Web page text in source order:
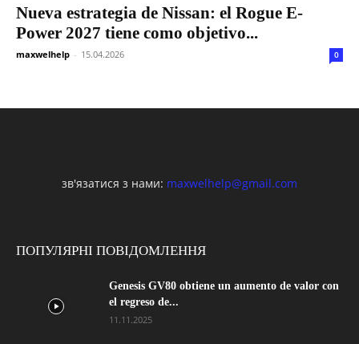
Nueva estrategia de Nissan: el Rogue E-
Power 2027 tiene como objetivo...
maxwelhelp - 15.04.2026 0
зв'язатися з нами: maxwelhelp@gmail.com
ПОПУЛЯРНІ ПОВІДОМЛЕННЯ
Genesis GV80 obtiene un aumento de valor con
el regreso de...
11.11.2025